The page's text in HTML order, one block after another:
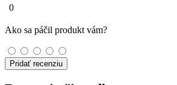
0
Ako sa páčil produkt vám?
Pridať recenziu